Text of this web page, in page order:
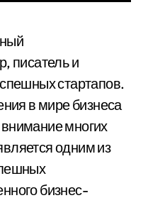
писатель и
стартапов.
в мире бизнеса
многих
одним из
бизнес-